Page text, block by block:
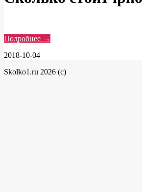
Подробнее →
2018-10-04
Skolko1.ru 2026 (c)